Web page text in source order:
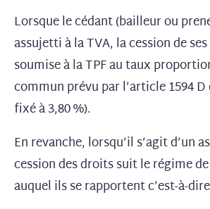
Lorsque le cédant (bailleur ou
assujetti à la TVA, la cession de
soumise à la TPF au taux
commun prévu par l’article 1594 D
fixé à 3,80 %).
En revanche, lorsqu’il s’agit d’un
cession des droits suit le régime
auquel ils se rapportent c’est-à-dire